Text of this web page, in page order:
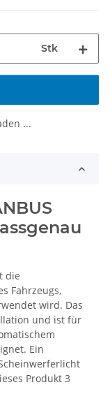
Stk
...
die
Fahrzeugs,
wird. Das
und ist für
Ein
Produkt 3